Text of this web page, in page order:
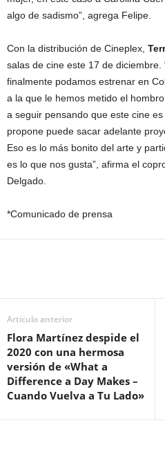
algo de sadismo”, agrega Felipe.
Con la distribución de Cineplex,
salas de cine este 17 de
finalmente podamos estrenar en
a la que le hemos metido el
a seguir pensando que este cine
propone puede sacar adelante
Eso es lo más bonito del arte y
es lo que nos gusta”, afirma el
Delgado.
*Comunicado de prensa
Artículo anterior
Flora Martínez despide el
2020 con una hermosa
versión de «What a
Difference a Day Makes –
Cuando Vuelva a Tu Lado»